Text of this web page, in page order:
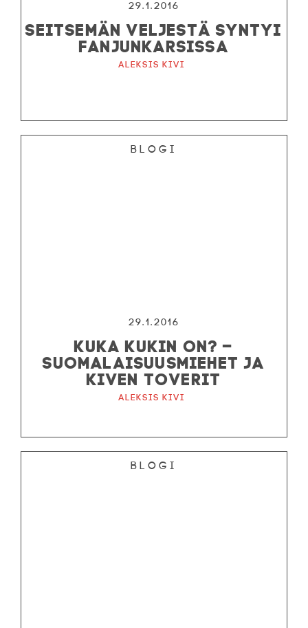
29.1.2016
SEITSEMÄN VELJESTÄ SYNTYI
FANJUNKARSISSA
Aleksis Kivi
Blogi
29.1.2016
KUKA KUKIN ON? –
SUOMALAISUUSMIEHET JA
KIVEN TOVERIT
Aleksis Kivi
Blogi